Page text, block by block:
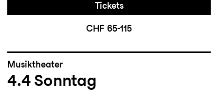
Tickets
CHF 65-115
Musiktheater
4.4 Sonntag